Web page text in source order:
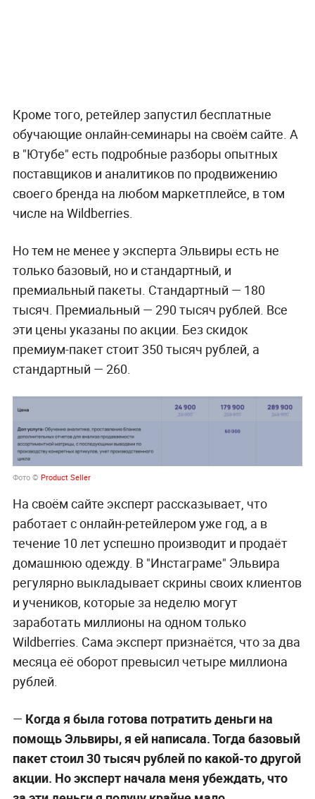
Кроме того, ретейлер запустил бесплатные
обучающие онлайн-семинары на своём сайте. А
в "Ютубе" есть подробные разборы опытных
поставщиков и аналитиков по продвижению
своего бренда на любом маркетплейсе, в том
числе на Wildberries.
Но тем не менее у эксперта Эльвиры есть не
только базовый, но и стандартный, и
премиальный пакеты. Стандартный — 180
тысяч. Премиальный — 290 тысяч рублей. Все
эти цены указаны по акции. Без скидок
премиум-пакет стоит 350 тысяч рублей, а
стандартный — 260.
Фото © Product Seller
На своём сайте эксперт рассказывает, что
работает с онлайн-ретейлером уже год, а в
течение 10 лет успешно производит и продаёт
домашнюю одежду. В "Инстаграме" Эльвира
регулярно выкладывает скрины своих клиентов
и учеников, которые за неделю могут
заработать миллионы на одном только
Wildberries. Сама эксперт признаётся, что за два
месяца её оборот превысил четыре миллиона
рублей.
— Когда я была готова потратить деньги на
помощь Эльвиры, я ей написала. Тогда базовый
пакет стоил 30 тысяч рублей по какой-то другой
акции. Но эксперт начала меня убеждать, что